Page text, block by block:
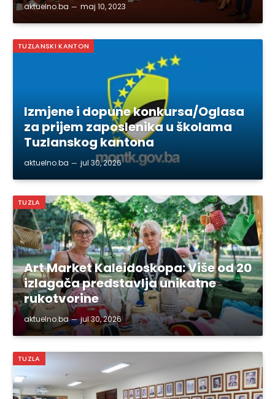
aktuelno.ba maj 10, 2023
TUZLANSKI KANTON
Izmjene i dopune konkursa/Oglasa
za prijem zaposlenika u školama
Tuzlanskog kantona
aktuelno.ba jul 30, 2026
TUZLA
Art Market Kaleidoskopa: Više od 20
izlagača predstavlja unikatne
rukotvorine
aktuelno.ba jul 30, 2026
TUZLA